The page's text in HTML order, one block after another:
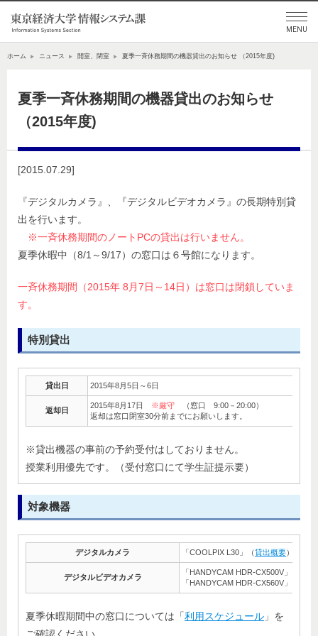
ホーム ニュース 開室、閉室 夏季一斉休務期間の機器貸出のお知らせ （2015年度)
夏季一斉休務期間の機器貸出のお知らせ
（2015年度)
[2015.07.29]
『デジタルカメラ』、『デジタルビデオカメラ』の長期特別貸
出を行います。
※一斉休務期間のノートPCの貸出は行いません。
夏季休暇中（8/1～9/17）の窓口は６号館になります。
一斉休務期間（2015年 8月7日～14日）は窓口は閉鎖していま
す。
特別貸出
貸出日 2015年8月5日～6日
返却日
2015年8月17日 ※厳守 （窓口 9:00－20:00）
返却は窓口閉室30分前までにお願いします。
※貸出機器の事前の予約受付はしておりません。
授業利用優先です。（受付窓口にて学生証提示要）
対象機器
デジタルカメラ 「COOLPIX L30」（貸出概要）
デジタルビデオカメラ
「HANDYCAM HDR-CX500V」（
「HANDYCAM HDR-CX560V」（
夏季休暇期間中の窓口については「利用スケジュール 」を